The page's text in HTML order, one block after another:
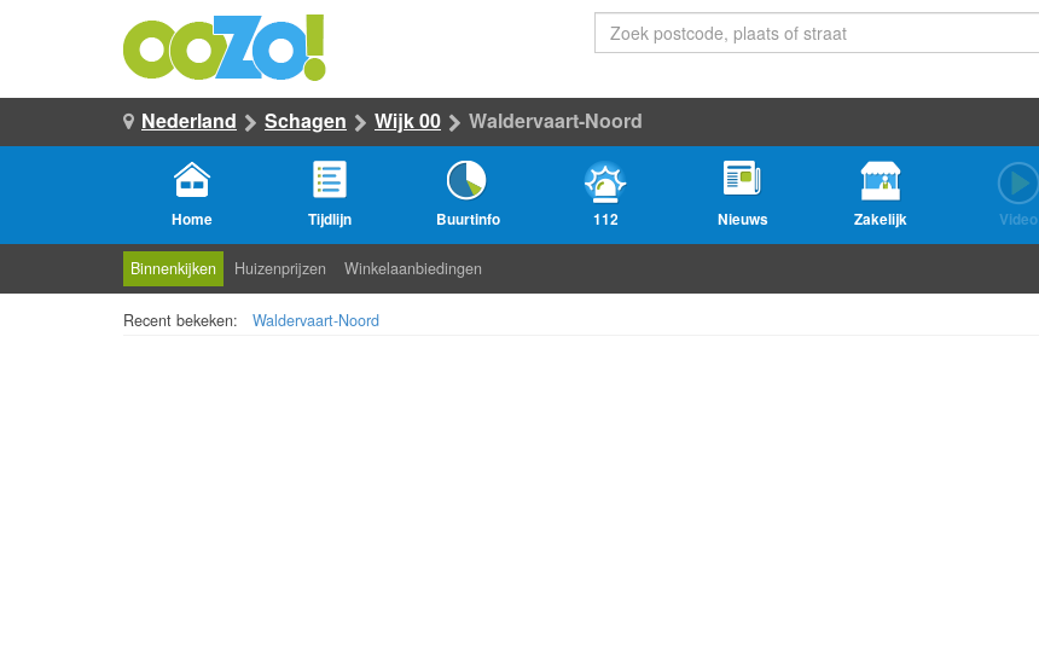
Nederland Schagen Wijk 00 Waldervaart-Noord
Home Tijdlijn Buurtinfo 112 Nieuws Zakelijk Video
Binnenkijken Huizenprijzen Winkelaanbiedingen
Recent bekeken: Waldervaart-Noord